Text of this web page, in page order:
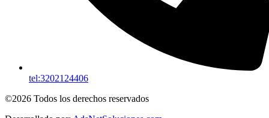
tel:3202124406
©2026 Todos los derechos reservados